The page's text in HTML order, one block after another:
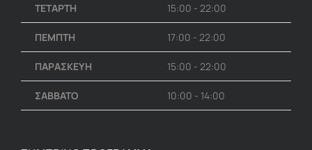
ΤΕΤΑΡΤΗ 15:00 - 22:00
ΠΕΜΠΤΗ 17:00 - 22:00
ΠΑΡΑΣΚΕΥΗ 15:00 - 22:00
ΣΑΒΒΑΤΟ 10:00 - 14:00